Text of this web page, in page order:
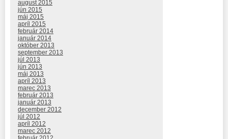
august 2015
jún 2015
máj 2015
apríl 2015
február 2014
január 2014
október 2013
september 2013
júl 2013
jún 2013
máj 2013
apríl 2013
marec 2013
február 2013
január 2013
december 2012
júl 2012
apríl 2012
marec 2012